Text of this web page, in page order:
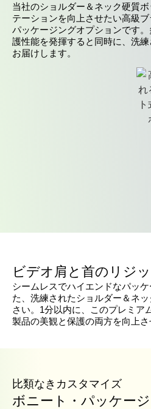
当社のショルダー＆ネック硬質
テーションを向上させたい高級
パッケージングオプションです
護性能を発揮すると同時に、洗
お届けします。
ビデオ肩と首のリジ
シームレスでハイエンドなパッ
た、洗練されたショルダー＆ネ
さい。1分以内に、このプレミア
製品の美観と保護の両方を向上さ
比類なきカスタマイズ
ボニート・パッケー